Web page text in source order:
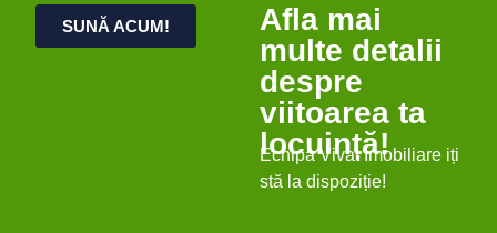
SUNĂ ACUM!
Afla mai
multe detalii
despre
viitoarea ta
locuință!
Echipa Vivat Imobiliare iți
stă la dispoziție!